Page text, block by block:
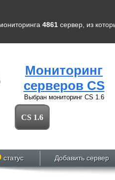
4861 сервер, из
Мониторинг
серверов CS
Выбран мониторинг CS 1.6
CS 1.6
статус Добавить сервер